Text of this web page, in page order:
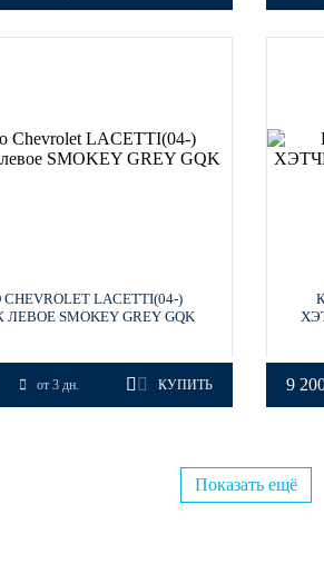
LACETTI(04-)
SMOKEY GREY GQK
от 3 дн. КУПИТЬ 9
Показать ещё